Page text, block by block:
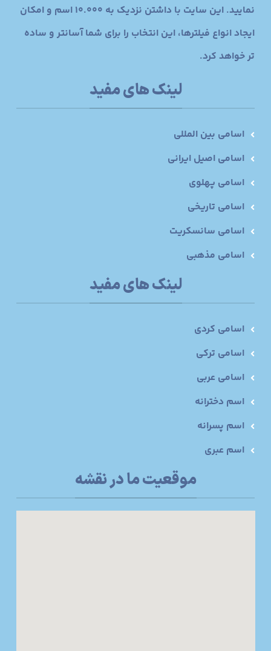
نمایید. این سایت با داشتن نزدیک به 10.000 اسم و امکان
ایجاد انواع فیلترها، این انتخاب را برای شما آسانتر و ساده
تر خواهد کرد.
لینک های مفید
اسامی بین المللی
اسامی اصیل ایرانی
اسامی پهلوی
اسامی تاریخی
اسامی سانسکریت
اسامی مذهبی
لینک های مفید
اسامی کردی
اسامی ترکی
اسامی عربی
اسم دخترانه
اسم پسرانه
اسم عبری
موقعیت ما در نقشه